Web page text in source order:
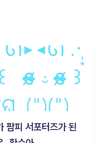
팜피 서포터즈가 된